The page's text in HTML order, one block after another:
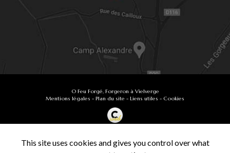
O Feu Forgé, Forgeron à Vielverge
Mentions légales - Plan du site - Liens utiles - Cookies
Secteur -En savoir +
This site uses cookies and gives you control over what